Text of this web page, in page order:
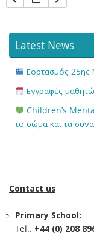
Latest News
Εορτασμός 25ης
Εγγραφές
Children’s
το σώμα και τα
Contact us
Primary School:
Tel.: +44 (0) 208